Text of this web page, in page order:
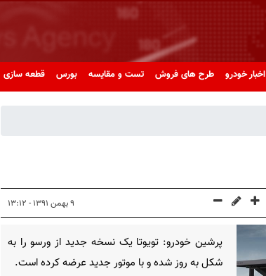
اخبار خودرو طرح های فروش تست و مقایسه بورس قطعه سازی
۹ بهمن ۱۳۹۱ - ۱۳:۱۲
پرشین خودرو: تویوتا یک نسخه جدید از ورسو را به
شکل به روز شده و با موتور جدید عرضه کرده است.